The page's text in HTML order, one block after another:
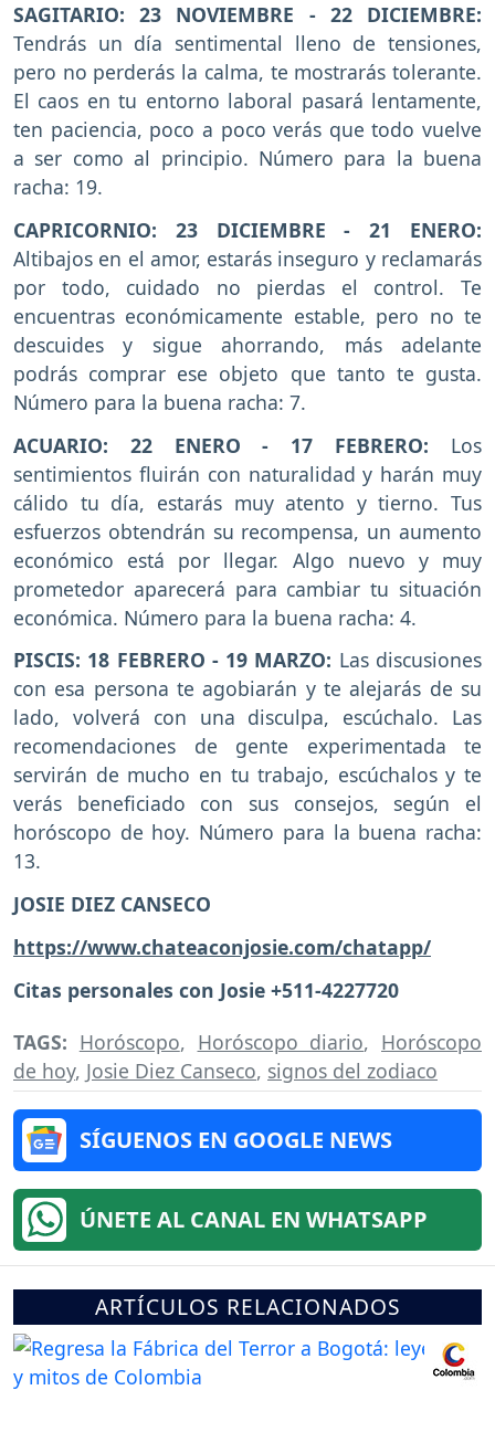
SAGITARIO: 23 NOVIEMBRE - 22 DICIEMBRE:
Tendrás un día sentimental lleno de tensiones,
pero no perderás la calma, te mostrarás tolerante.
El caos en tu entorno laboral pasará lentamente,
ten paciencia, poco a poco verás que todo vuelve
a ser como al principio. Número para la buena
racha: 19.
CAPRICORNIO: 23 DICIEMBRE - 21 ENERO:
Altibajos en el amor, estarás inseguro y reclamarás
por todo, cuidado no pierdas el control. Te
encuentras económicamente estable, pero no te
descuides y sigue ahorrando, más adelante
podrás comprar ese objeto que tanto te gusta.
Número para la buena racha: 7.
ACUARIO: 22 ENERO - 17 FEBRERO: Los
sentimientos fluirán con naturalidad y harán muy
cálido tu día, estarás muy atento y tierno. Tus
esfuerzos obtendrán su recompensa, un aumento
económico está por llegar. Algo nuevo y muy
prometedor aparecerá para cambiar tu situación
económica. Número para la buena racha: 4.
PISCIS: 18 FEBRERO - 19 MARZO: Las discusiones
con esa persona te agobiarán y te alejarás de su
lado, volverá con una disculpa, escúchalo. Las
recomendaciones de gente experimentada te
servirán de mucho en tu trabajo, escúchalos y te
verás beneficiado con sus consejos, según el
horóscopo de hoy. Número para la buena racha:
13.
JOSIE DIEZ CANSECO
https://www.chateaconjosie.com/chatapp/
Citas personales con Josie +511-4227720
TAGS: Horóscopo, Horóscopo diario, Horóscopo
de hoy, Josie Diez Canseco, signos del zodiaco
SÍGUENOS EN GOOGLE NEWS
ÚNETE AL CANAL EN WHATSAPP
ARTÍCULOS RELACIONADOS